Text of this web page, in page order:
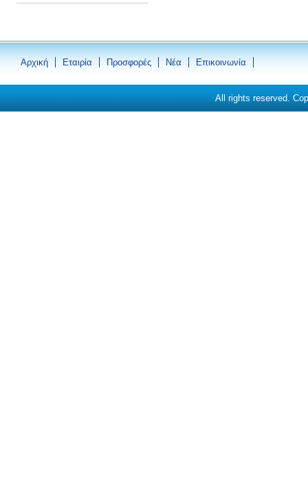
Αρχική Εταιρία Προσφορές Νέα Eπικοινωνία
All rights reserved.